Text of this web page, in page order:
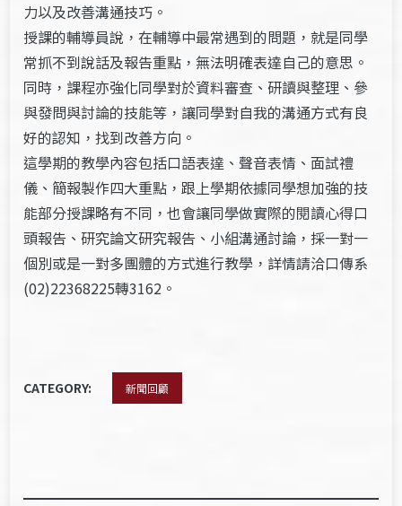
力以及改善溝通技巧。
授課的輔導員說，在輔導中最常遇到的問題，就是同學
常抓不到說話及報告重點，無法明確表達自己的意思。
同時，課程亦強化同學對於資料審查、研讀與整理、參
與發問與討論的技能等，讓同學對自我的溝通方式有良
好的認知，找到改善方向。
這學期的教學內容包括口語表達、聲音表情、面試禮
儀、簡報製作四大重點，跟上學期依據同學想加強的技
能部分授課略有不同，也會讓同學做實際的閱讀心得口
頭報告、研究論文研究報告、小組溝通討論，採一對一
個別或是一對多團體的方式進行教學，詳情請洽口傳系
(02)22368225轉3162。
CATEGORY: 新聞回顧